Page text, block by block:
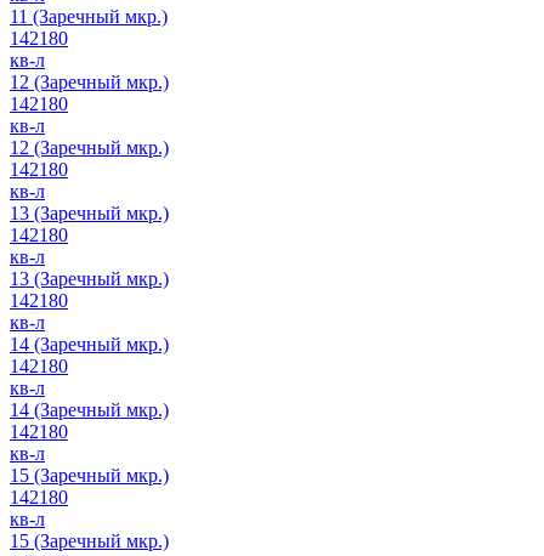
11 (Заречный мкр.)
142180
кв-л
12 (Заречный мкр.)
142180
кв-л
12 (Заречный мкр.)
142180
кв-л
13 (Заречный мкр.)
142180
кв-л
13 (Заречный мкр.)
142180
кв-л
14 (Заречный мкр.)
142180
кв-л
14 (Заречный мкр.)
142180
кв-л
15 (Заречный мкр.)
142180
кв-л
15 (Заречный мкр.)